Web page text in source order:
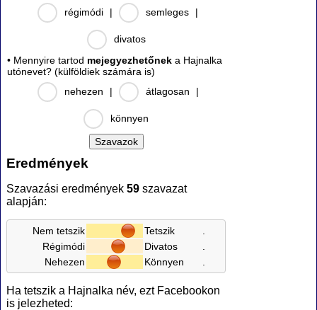
régimódi
| semleges |
divatos
• Mennyire tartod mejegyezhetőnek a Hajnalka
utónevet? (külföldiek számára is)
nehezen
| átlagosan |
könnyen
Eredmények
Szavazási eredmények 59 szavazat
alapján:
Nem tetszik Tetszik
Régimódi
Divatos
Nehezen
Könnyen
Ha tetszik a Hajnalka név, ezt Facebookon
is jelezheted: